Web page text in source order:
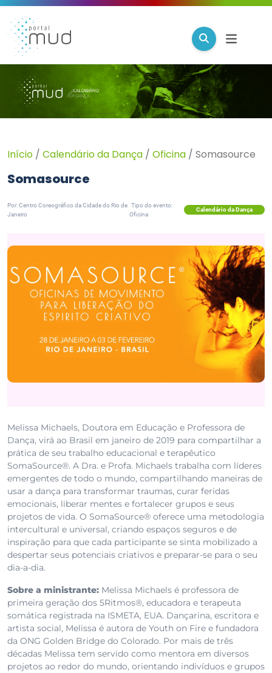
Início / Calendário da Dança / Oficina / Somasource
Somasource
Por: Centro Coreográfico da Cidade do Rio de
Janeiro
Tipo do evento:
Oficina
Calendário da Dança
Melissa Michaels, Doutora em Educação e Professora de
Dança, virá ao Brasil em janeiro de 2019 para compartilhar a
prática de seu trabalho educacional e terapêutico
SomaSource®. A Dra. e Profa. Michaels trabalha com líderes
emergentes de todo o mundo, compartilhando maneiras de
usar a dança para transformar traumas, curar feridas
emocionais, liberar mentes e fortalecer grupos e seus
projetos de vida. O SomaSource® oferece uma metodologia
intercultural e universal, criando espaços seguros e de
inspiração para que cada participante se sinta mobilizado a
despertar seus potenciais criativos e preparar-se para o seu
dia-a-dia.
Sobre a ministrante: Melissa Michaels é professora de
primeira geração dos 5Ritmos®, educadora e terapeuta
somática registrada na ISMETA, EUA. Dançarina, escritora e
artista social, Melissa é autora de Youth on Fire e fundadora
da ONG Golden Bridge do Colorado. Por mais de três
décadas Melissa tem servido como mentora em diversos
projetos ao redor do mundo, orientando indivíduos e grupos